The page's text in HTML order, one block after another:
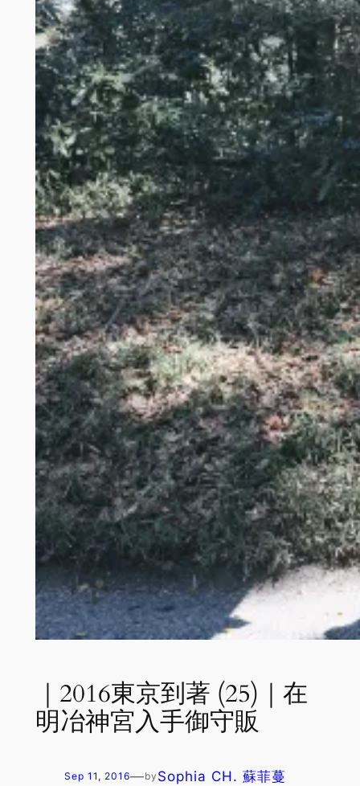
｜2016東京到著 (25)｜在
明冶神宮入手御守販
Sep 11, 2016—by Sophia CH. 蘇菲蔓